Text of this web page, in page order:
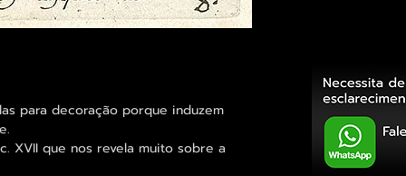
para decoração porque induzem
XVII que nos revela muito sobre a